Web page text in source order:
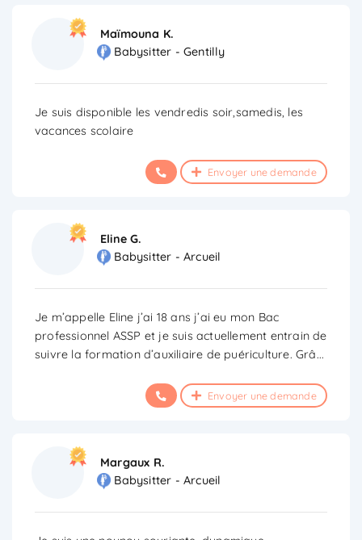
Maïmouna K.
Babysitter - Gentilly
Je suis disponible les vendredis soir,samedis, les
vacances scolaire
Envoyer une demande
Eline G.
Babysitter - Arcueil
Je m’appelle Eline j’ai 18 ans j’ai eu mon Bac
professionnel ASSP et je suis actuellement entrain de
suivre la formation d’auxiliaire de puériculture. Grâ...
Envoyer une demande
Margaux R.
Babysitter - Arcueil